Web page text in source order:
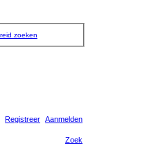
zoeken
Aanmelden
Registreer
Zoek